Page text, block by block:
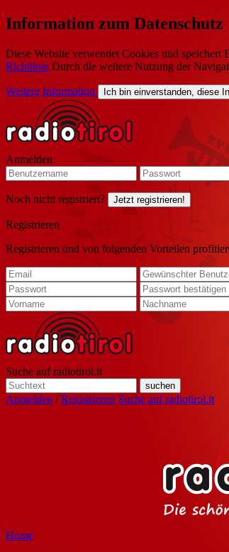
Information zum Datenschutz
Diese Website verwendet Cookies und
Richtlinie Durch die weitere Nutzung der
Weitere Information Ich bin einverstanden, diese
Anmelden
Noch nicht registriert? Jetzt registrieren!
Registrieren
Registrieren und von folgenden Vorteilen
Suche auf radiotirol.it
Anmelden /Registrieren Suche auf radiotirol.it
Home